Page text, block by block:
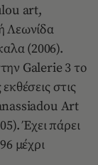
art,
Λεωνίδα
(2006).
Galerie 3 το
στις
Art
Έχει πάρει
μέχρι